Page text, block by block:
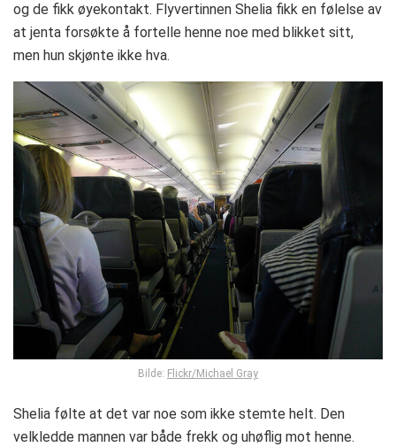
og de fikk øyekontakt. Flyvertinnen Shelia fikk en følelse av
at jenta forsøkte å fortelle henne noe med blikket sitt,
men hun skjønte ikke hva.
Bilde: Flickr/Michael Gray
Shelia følte at det var noe som ikke stemte helt. Den
velkledde mannen var både frekk og uhøflig mot henne.